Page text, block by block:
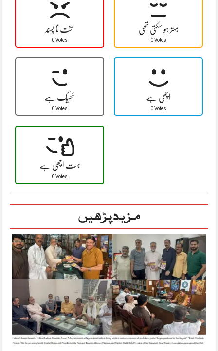
سخت نا پسند
0 Votes
بہتر ہو سکتی تھی
0 Votes
ٹھیک ہے
0 Votes
اچھی ہے
0 Votes
بہت اچھی ہے
0 Votes
مزید پڑھیں